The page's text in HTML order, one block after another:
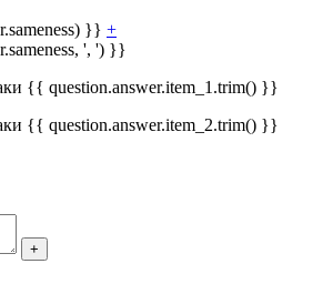
}} +
', ') }}
{{ question.answer.item_1.trim() }}
{{ question.answer.item_2.trim() }}
+